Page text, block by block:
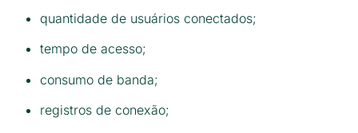
quantidade de usuários conectados;
tempo de acesso;
consumo de banda;
registros de conexão;